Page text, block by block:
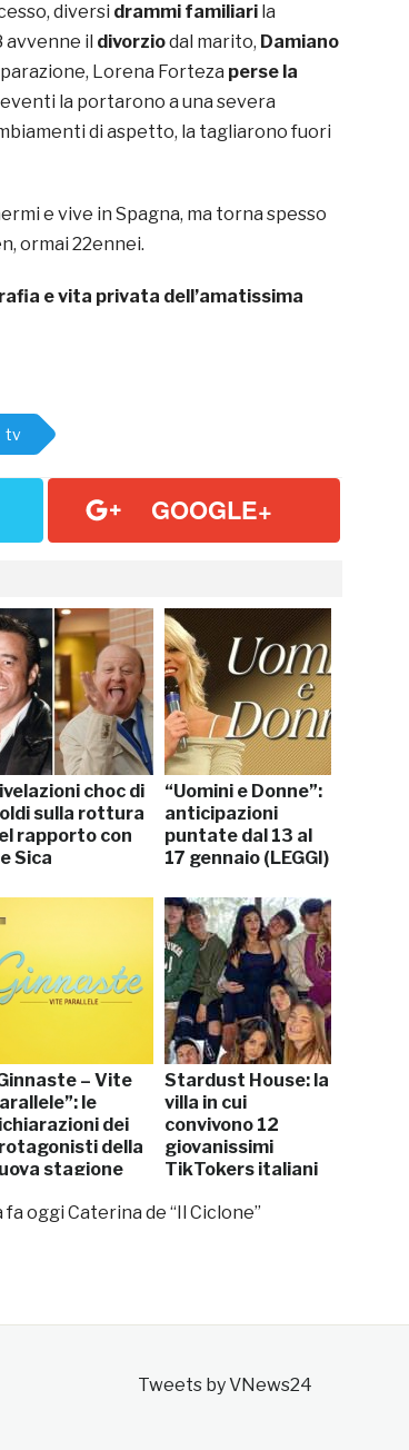
diversi drammi familiari la
avvenne il divorziodal marito, Damiano
Lorena Forteza perse la
la portarono a una severa
di aspetto, la tagliarono fuori
e vive in Spagna, ma torna spesso
ormai 22ennei.
e vita privata dell’amatissima
tv
GOOGLE+
choc di
sulla rottura
rapporto con
Sica
“Uomini e Donne”:
anticipazioni
puntate dal 13 al
17 gennaio (LEGGI)
– Vite
le
dei
della
stagione
Stardust House: la
villa in cui
convivono 12
giovanissimi
TikTokers italiani
oggi Caterina de “Il Ciclone”
Tweets by VNews24